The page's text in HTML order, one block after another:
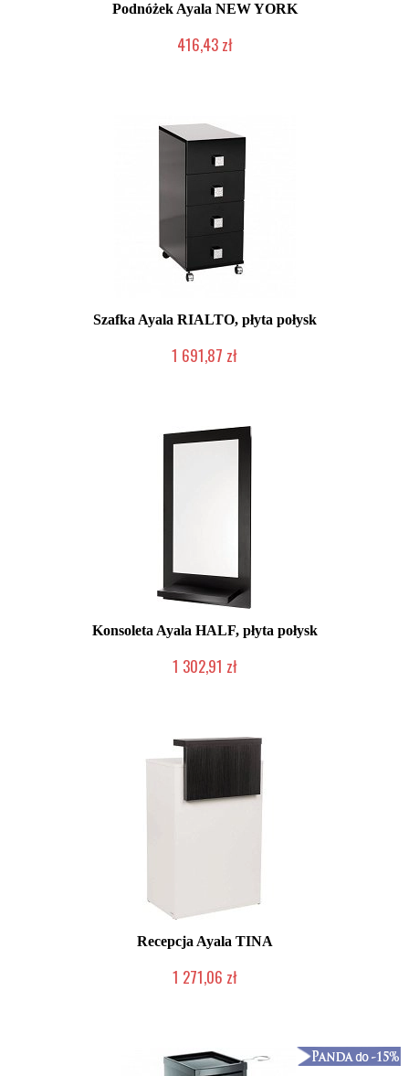
Podnóżek Ayala NEW YORK
416,43 zł
Szafka Ayala RIALTO, płyta połysk
1 691,87 zł
Konsoleta Ayala HALF, płyta połysk
1 302,91 zł
Recepcja Ayala TINA
1 271,06 zł